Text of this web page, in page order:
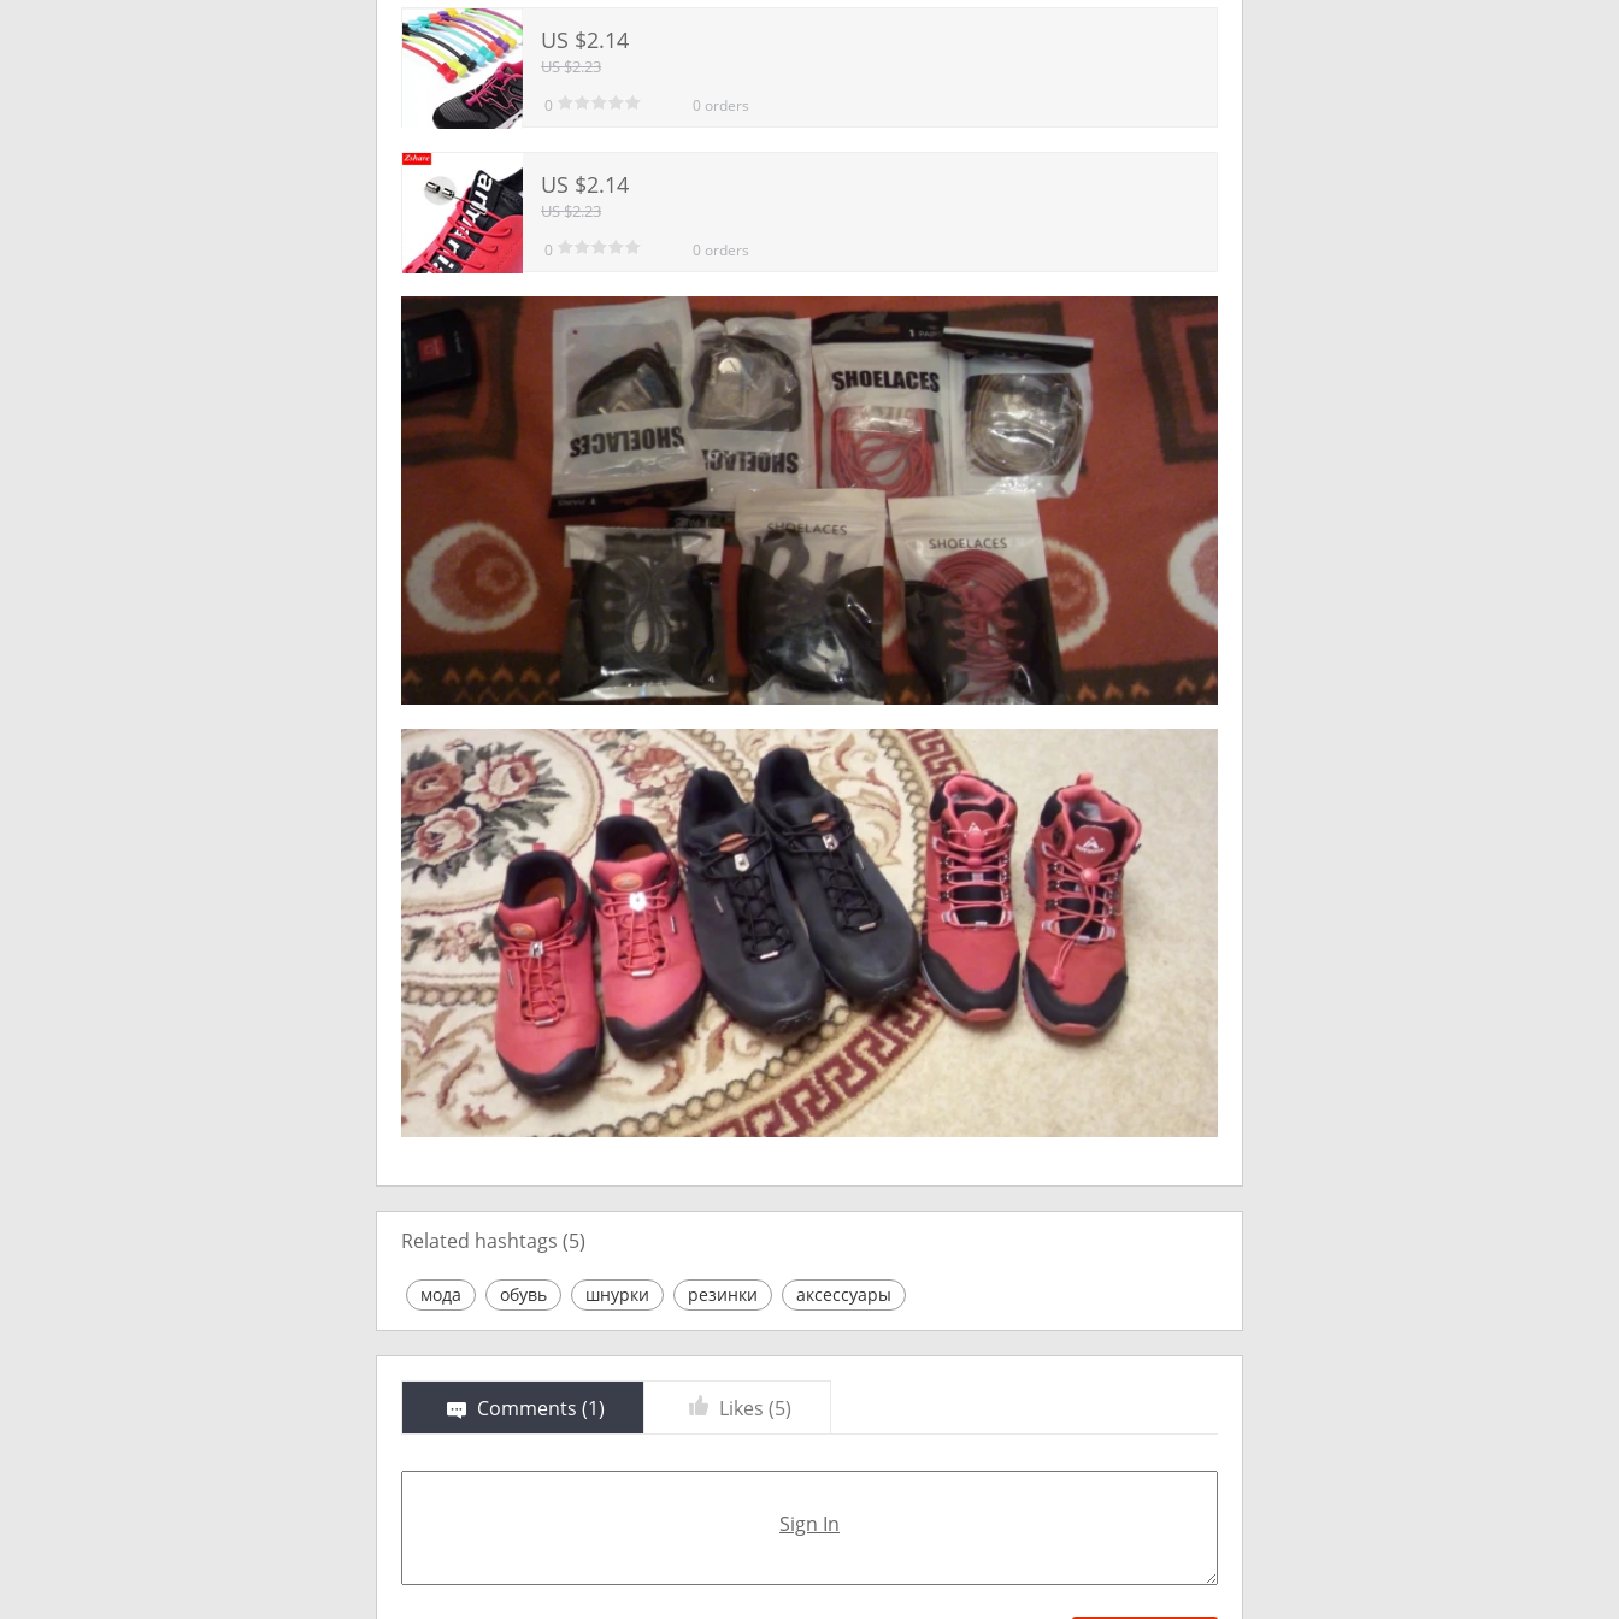
US $2.14
US $2.23
0 0 orders
US $2.14
US $2.23
0 0 orders
Related hashtags (5)
мода обувь шнурки резинки аксессуары
Comments (1) Likes (5)
Sign In